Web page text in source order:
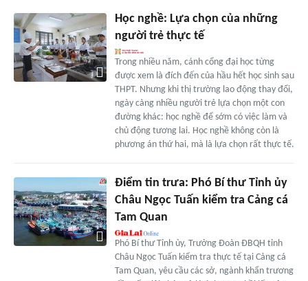
Học nghề: Lựa chọn của những
người trẻ thực tế
Trong nhiều năm, cánh cổng đại học từng
được xem là đích đến của hầu hết học sinh sau
THPT. Nhưng khi thị trường lao động thay đổi,
ngày càng nhiều người trẻ lựa chọn một con
đường khác: học nghề để sớm có việc làm và
chủ động tương lai. Học nghề không còn là
phương án thứ hai, mà là lựa chọn rất thực tế.
Điểm tin trưa: Phó Bí thư Tỉnh ủy
Châu Ngọc Tuấn kiểm tra Cảng cá
Tam Quan
Phó Bí thư Tỉnh ủy, Trưởng Đoàn ĐBQH tỉnh
Châu Ngọc Tuấn kiểm tra thực tế tại Cảng cá
Tam Quan, yêu cầu các sở, ngành khẩn trương